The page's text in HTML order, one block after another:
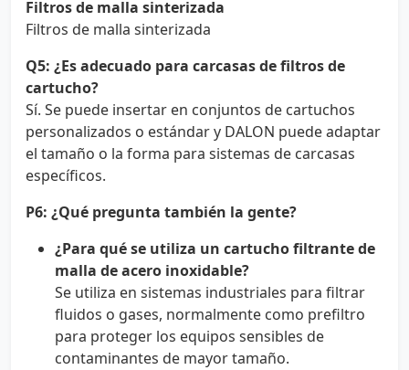
Filtros de malla sinterizada
Filtros de malla sinterizada
Q5: ¿Es adecuado para carcasas de filtros de
cartucho?
Sí. Se puede insertar en conjuntos de cartuchos
personalizados o estándar y DALON puede adaptar
el tamaño o la forma para sistemas de carcasas
específicos.
P6: ¿Qué pregunta también la gente?
¿Para qué se utiliza un cartucho filtrante de
malla de acero inoxidable?
Se utiliza en sistemas industriales para filtrar
fluidos o gases, normalmente como prefiltro
para proteger los equipos sensibles de
contaminantes de mayor tamaño.